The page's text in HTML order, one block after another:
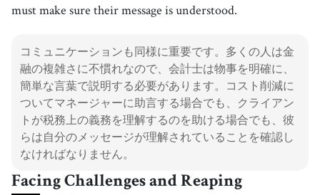
must make sure their message is understood.
コミュニケーションも同様に重要です。多くの人は金
融の複雑さに不慣れなので、会計士は物事を明確に、
簡単な言葉で説明する必要があります。コスト削減に
ついてマネージャーに助言する場合でも、クライアン
トが税務上の義務を理解するのを助ける場合でも、彼
らは自分のメッセージが理解されていることを確認し
なければなりません。
Facing Challenges and Reaping